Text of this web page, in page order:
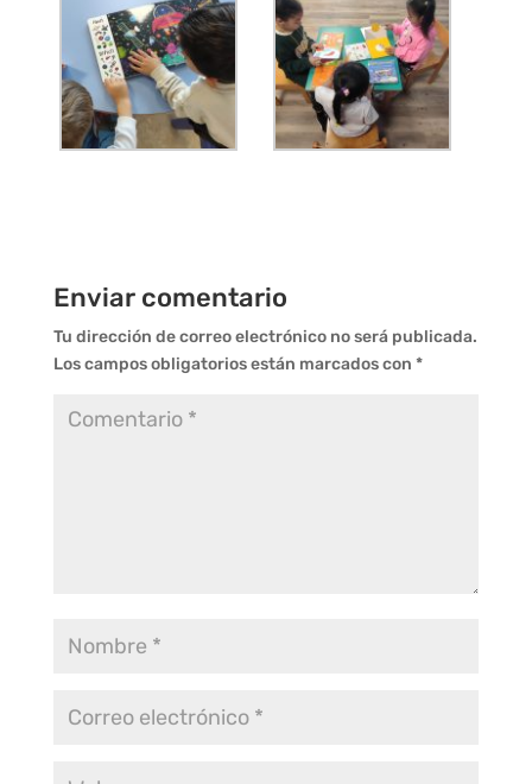
Enviar comentario
Tu dirección de correo electrónico no será publicada.
Los campos obligatorios están marcados con *